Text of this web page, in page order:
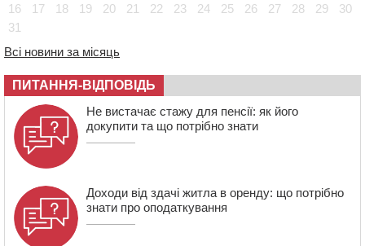
проведуть “Ше.Fest”
14:31
зерна нового врожаю
13:40 На Кам’янщині сталася масштабна пожежа
сміттєзвалища
16
17 18 19 20 21 22 23 24 25 26 27 28 29
30
31
Всі новини за місяць
ПИТАННЯ-ВІДПОВІДЬ
Не вистачає стажу для пенсії: як його
докупити та що потрібно знати
Доходи від здачі житла в оренду: що потрібно
знати про оподаткування